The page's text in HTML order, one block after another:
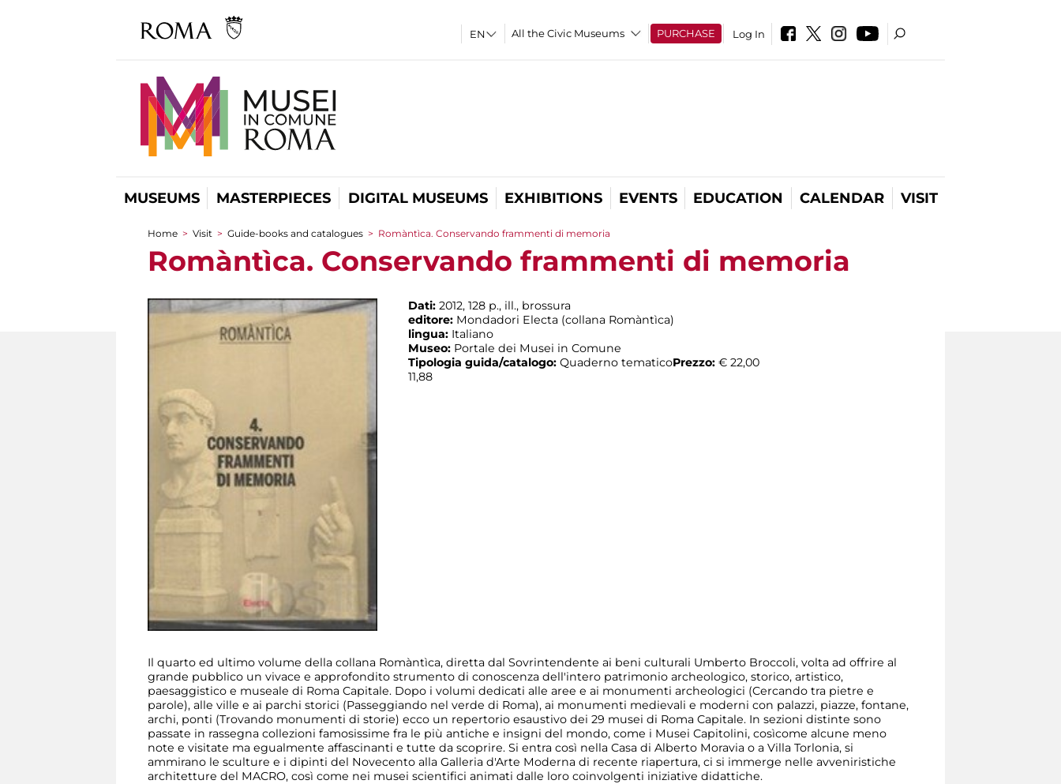
All the Civic Museums PURCHASE Log In
MUSEUMS MASTERPIECES DIGITAL MUSEUMS EXHIBITIONS EVENTS EDUCATION CALENDAR VISIT
You are here
Home > Visit > Guide-books and catalogues > Romàntìca. Conservando frammenti di memoria
Romàntìca. Conservando frammenti di memoria
Dati: 2012, 128 p., ill., brossura
editore: Mondadori Electa (collana Romàntìca)
lingua: Italiano
Museo: Portale dei Musei in Comune
Tipologia guida/catalogo: Quaderno tematicoPrezzo: € 22,00
11,88
Il quarto ed ultimo volume della collana Romàntìca, diretta dal Sovrintendente ai beni culturali Umberto Broccoli, volta ad offrire al
grande pubblico un vivace e approfondito strumento di conoscenza dell'intero patrimonio archeologico, storico, artistico,
paesaggistico e museale di Roma Capitale. Dopo i volumi dedicati alle aree e ai monumenti archeologici (Cercando tra pietre e
parole), alle ville e ai parchi storici (Passeggiando nel verde di Roma), ai monumenti medievali e moderni con palazzi, piazze, fontane,
archi, ponti (Trovando monumenti di storie) ecco un repertorio esaustivo dei 29 musei di Roma Capitale. In sezioni distinte sono
passate in rassegna collezioni famosissime fra le più antiche e insigni del mondo, come i Musei Capitolini, cosìcome alcune meno
note e visitate ma egualmente affascinanti e tutte da scoprire. Si entra così nella Casa di Alberto Moravia o a Villa Torlonia, si
ammirano le sculture e i dipinti del Novecento alla Galleria d'Arte Moderna di recente riapertura, ci si immerge nelle avveniristiche
architetture del MACRO, così come nei musei scientifici animati dalle loro coinvolgenti iniziative didattiche.